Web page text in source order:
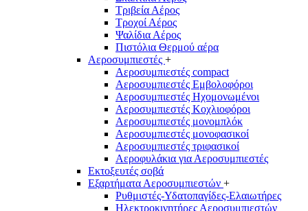
Τριβεία Αέρος
Τροχοί Αέρος
Ψαλίδια Αέρος
Πιστόλια Θερμού αέρα
Αεροσυμπιεστές +
Αεροσυμπιεστές compact
Αεροσυμπιεστές Εμβολοφόροι
Αεροσυμπιεστές Ηχομονωμένοι
Αεροσυμπιεστές Κοχλιοφόροι
Αεροσυμπιεστές μονομπλόκ
Αεροσυμπιεστές μονοφασικοί
Αεροσυμπιεστές τριφασικοί
Αεροφυλάκια για Αεροσυμπιεστές
Εκτοξευτές σοβά
Εξαρτήματα Αεροσυμπιεστών +
Ρυθμιστές-Υδατοπαγίδες-Ελαιωτήρες
Ηλεκτροκινητήρες Αεροσυμπιεστών